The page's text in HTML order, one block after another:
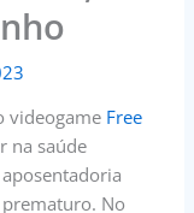
videogame Free
na saúde
No